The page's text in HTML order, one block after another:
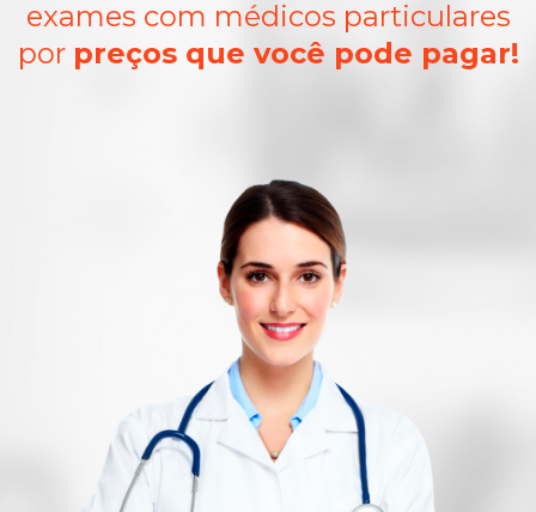
exames com médicos particulares
por preços que você pode pagar!